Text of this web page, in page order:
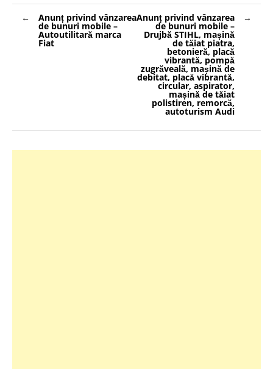
Navigare
în
articole
Anunț privind vânzarea
de bunuri mobile –
Autoutilitară marca
Fiat
Anunț privind vânzarea
de bunuri mobile –
Drujbă STIHL, mașină
de tăiat piatra,
betonieră, placă
vibrantă, pompă
zugrăveală, mașină de
debitat, placă vibrantă,
circular, aspirator,
mașină de tăiat
polistiren, remorcă,
autoturism Audi